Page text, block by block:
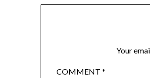
Your
COMMENT*